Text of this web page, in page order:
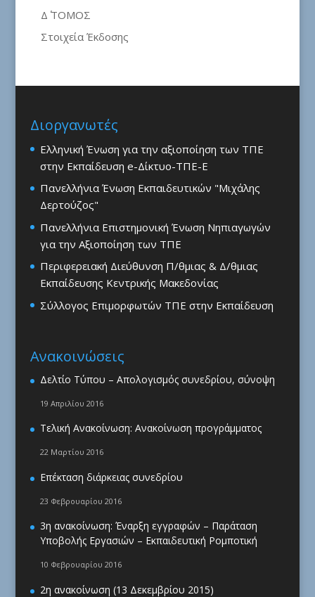
Δ΄ ΤΟΜΟΣ
Στοιχεία Έκδοσης
Διοργανωτές
Ελληνική Ένωση για την αξιοποίηση των ΤΠΕ
στην Εκπαίδευση e-Δίκτυο-ΤΠΕ-Ε
Πανελλήνια Ένωση Εκπαιδευτικών "Μιχάλης
Δερτούζος"
Πανελλήνια Επιστημονική Ένωση Νηπιαγωγών
για την Αξιοποίηση των ΤΠΕ
Περιφερειακή Διεύθυνση Π/θμιας & Δ/θμιας
Εκπαίδευσης Κεντρικής Μακεδονίας
Σύλλογος Επιμορφωτών ΤΠΕ στην Εκπαίδευση
Ανακοινώσεις
Δελτίο Τύπου – Απολογισμός συνεδρίου, σύνοψη
19 Απριλίου 2016
Τελική Ανακοίνωση: Ανακοίνωση προγράμματος
22 Μαρτίου 2016
Επέκταση διάρκειας συνεδρίου
23 Φεβρουαρίου 2016
3η ανακοίνωση: Έναρξη εγγραφών – Παράταση
Υποβολής Εργασιών – Εκπαιδευτική Ρομποτική
10 Φεβρουαρίου 2016
2η ανακοίνωση (13 Δεκεμβρίου 2015)